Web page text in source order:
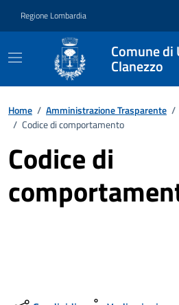
Regione Lombardia
Comune di
Clanezzo
Home / Amministrazione Trasparente /
/ Codice di comportamento
Codice di